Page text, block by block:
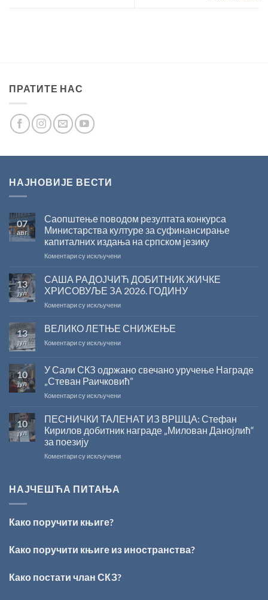
ПРАТИТЕ НАС
НАЈНОВИЈЕ ВЕСТИ
07
авг
Саопштење поводом резултата конкурса
Министарства културе за суфинансирање
капиталних издања на српском језику
Коментари су искљученина
поводом
резултата
конкурса
Министарства
за
капиталних
на
српском
13
јул
САША РАДОЈЧИЋ ДОБИТНИК ЖИЧКЕ
ХРИСОВУЉЕ ЗА 2026. ГОДИНУ
Коментари су искљученина
РАДОЈЧИЋ
ЖИЧКЕ
2026.
ГОДИНУ
13
јул
ВЕЛИКО ЛЕТЊЕ СНИЖЕЊЕ
Коментари су искљученина
СНИЖЕЊЕ
10
јул
У Сали СКЗ одржано свечано уручење Награде
„Стеван Раичковић”
Коментари су искљученина
Сали
одржано
уручење
10
јул
ПЕСНИЧКИ ТАЛЕНАТ ИЗ ВРШЦА: Стефан
Кирилов добитник награде „Милован Данојлић“
за поезију
Коментари су искљученина
„Милован
поезију
НАЈЧЕШЋА ПИТАЊА
Како поручити књиге?
Како поручити књиге из иностранства?
Како постати члан СКЗ?